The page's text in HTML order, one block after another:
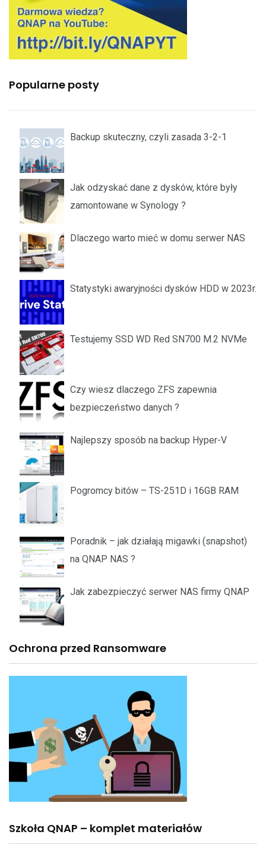
Popularne posty
Backup skuteczny, czyli zasada 3-2-1
Jak odzyskać dane z dysków, które były
zamontowane w Synology ?
Dlaczego warto mieć w domu serwer NAS
Statystyki awaryjności dysków HDD w 2023r.
Testujemy SSD WD Red SN700 M.2 NVMe
Czy wiesz dlaczego ZFS zapewnia
bezpieczeństwo danych ?
Najlepszy sposób na backup Hyper-V
Pogromcy bitów – TS-251D i 16GB RAM
Poradnik – jak działają migawki (snapshot)
na QNAP NAS ?
Jak zabezpieczyć serwer NAS firmy QNAP
Ochrona przed Ransomware
Szkoła QNAP – komplet materiałów